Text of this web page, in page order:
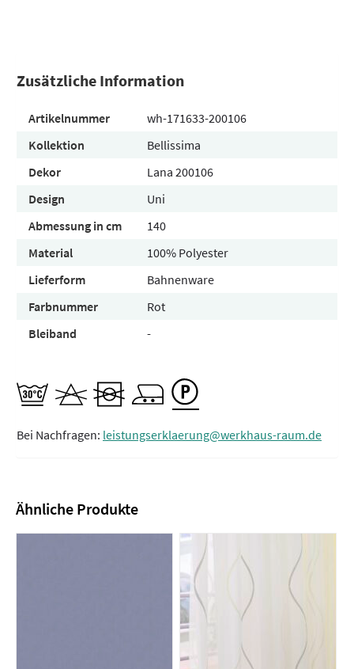
Zusätzliche Information
Artikelnummer
wh-171633-200106
Kollektion
Bellissima
Dekor
Lana 200106
Design
Uni
Abmessung in cm
140
Material
100% Polyester
Lieferform
Bahnenware
Farbnummer
Rot
Bleiband
-
Bei Nachfragen: leistungserklaerung@werkhaus-raum.de
Ähnliche Produkte